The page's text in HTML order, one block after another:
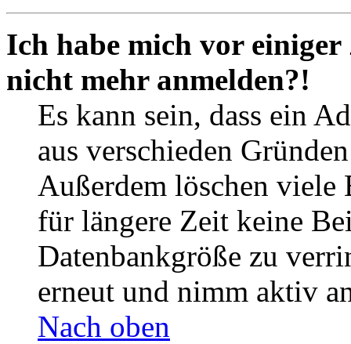
Ich habe mich vor
nicht mehr anmelden?!
Es kann sein, dass ein
aus verschieden
Außerdem löschen viele
für längere Zeit keine
Datenbankgröße zu
erneut und nimm aktiv
Nach oben